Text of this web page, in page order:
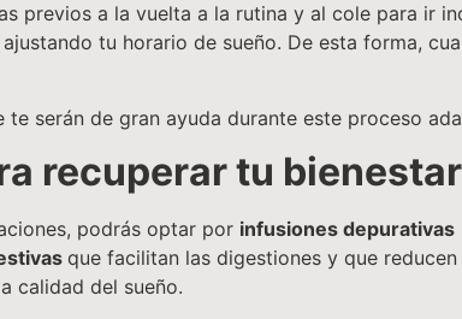
previos a la vuelta a la rutina y al cole para ir
tu horario de sueño. De esta forma,
serán de gran ayuda durante este proceso
recuperar tu bienestar
podrás optar por infusiones depurativas
que facilitan las digestiones y que
calidad del sueño.